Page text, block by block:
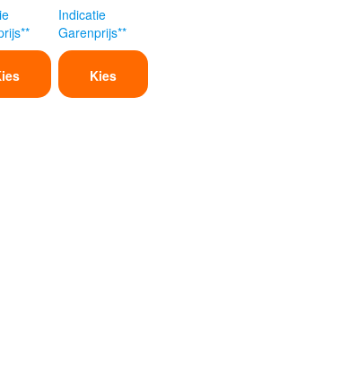
Indicatie
Garenprijs**
Kies